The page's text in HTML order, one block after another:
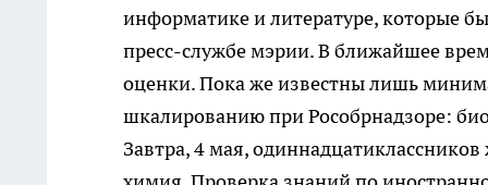
информатике и литературе, которые
пресс-службе мэрии. В ближайшее
оценки. Пока же известны лишь
шкалированию при Рособрнадзоре:
Завтра, 4 мая,